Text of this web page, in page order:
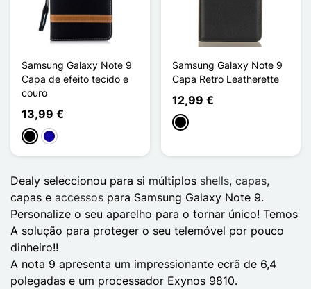
Samsung Galaxy Note 9
Capa de efeito tecido e
couro
13,99 €
PretoAzul Escuro
Samsung Galaxy Note 9
Capa Retro Leatherette
12,99 €
Preto
Dealy seleccionou para si múltiplos shells, capas,
capas e accessos para Samsung Galaxy Note 9.
Personalize o seu aparelho para o tornar único! Temos
A solução para proteger o seu telemóvel por pouco
dinheiro!!
A nota 9 apresenta um impressionante ecrã de 6,4
polegadas e um processador Exynos 9810.